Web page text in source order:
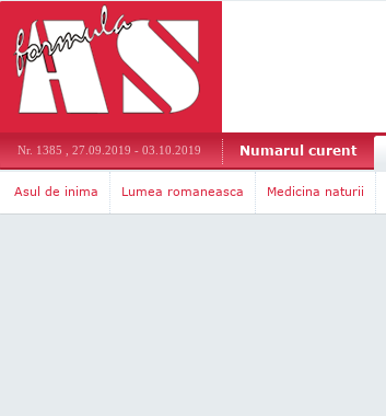
Nr. 1385 , 27.09.2019 - 03.10.2019 Numarul curent
Asul de inima Lumea romaneasca Medicina naturii